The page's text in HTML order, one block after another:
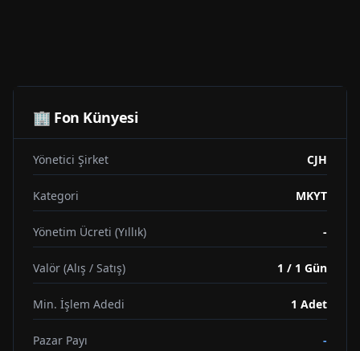
🏢 Fon Künyesi
Yönetici Şirket CJH
Kategori MKYT
Yönetim Ücreti (Yıllık) -
Valör (Alış / Satış) 1 / 1 Gün
Min. İşlem Adedi 1 Adet
Pazar Payı -